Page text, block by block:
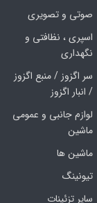
صوتی و تصویری
اسپری ، نظافتی و
نگهداری
سر اگزوز / منبع اگزوز
/ انبار اگزوز
لوازم جانبی و عمومی
ماشین
ماشین ها
تیونینگ
سایر تزئینات